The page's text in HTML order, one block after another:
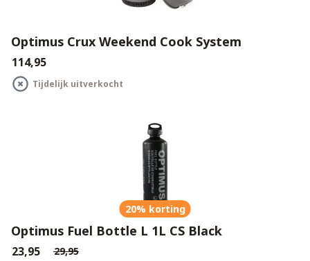
Optimus Crux Weekend Cook System
€114,95
Tijdelijk uitverkocht
20% korting
Optimus Fuel Bottle L 1L CS Black
€23,95 €29,95